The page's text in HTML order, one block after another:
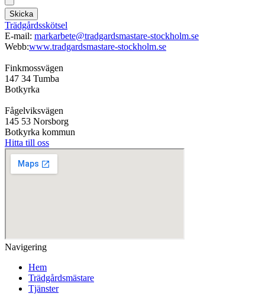
Skicka
Trädgårdsskötsel
E-mail: markarbete@tradgardsmastare-stockholm.se
Webb:www.tradgardsmastare-stockholm.se
Finkmossvägen
147 34 Tumba
Botkyrka
Fågelviksvägen
145 53 Norsborg
Botkyrka kommun
Hitta till oss
Navigering
Hem
Trädgårdsmästare
Tjänster